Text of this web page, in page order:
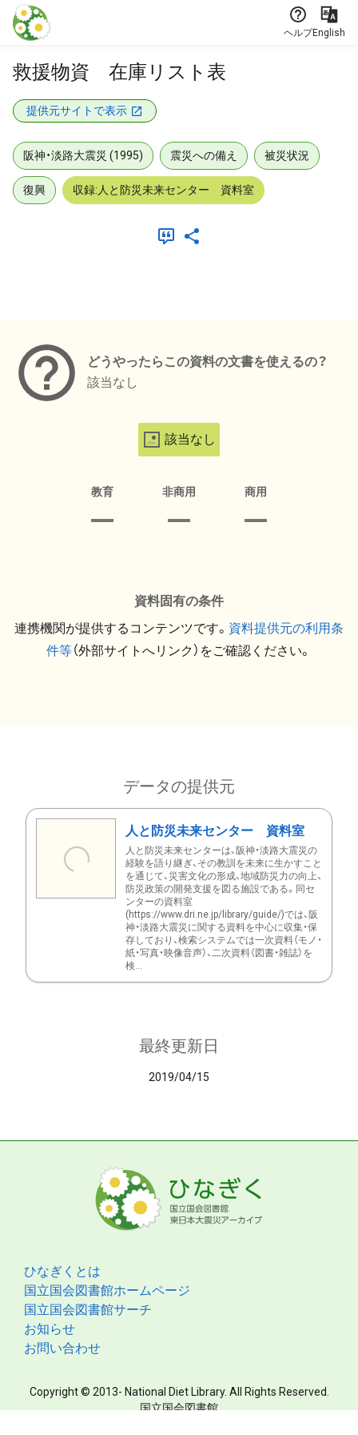
本文に飛ぶ
ヘルプEnglish
救援物資 在庫リスト表
提供元サイトで表示
阪神・淡路大震災 (1995) 震災への備え 被災状況
復興 収録:人と防災未来センター 資料室
どうやったらこの資料の文書を使えるの？
該当なし
該当なし
教育 非商用 商用
資料固有の条件
連携機関が提供するコンテンツです。 資料提供元の利用条
件等（外部サイトへリンク）をご確認ください。
データの提供元
人と防災未来センター 資料室
人と防災未来センターは、阪神・淡路大震災の
経験を語り継ぎ、その教訓を未来に生かすこと
を通じて、災害文化の形成、地域防災力の向上、
防災政策の開発支援を図る施設である。同セ
ンターの資料室
(https://www.dri.ne.jp/library/guide/)では、阪
神・淡路大震災に関する資料を中心に収集・保
存しており、検索システムでは一次資料（モノ・
紙・写真・映像音声）、二次資料（図書・雑誌）を
検...
最終更新日
2019/04/15
ひなぎくとは
国立国会図書館ホームページ
国立国会図書館サーチ
お知らせ
お問い合わせ
Copyright © 2013- National Diet Library. All Rights Reserved.